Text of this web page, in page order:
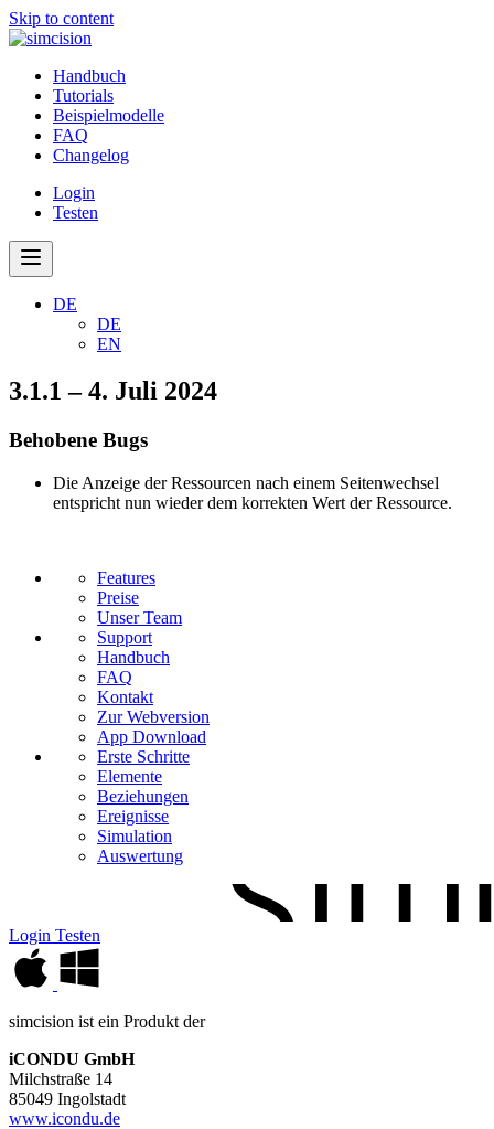
Skip to content
Handbuch
Tutorials
Beispielmodelle
FAQ
Changelog
Login
Testen
DE
DE
EN
3.1.1 – 4. Juli 2024
Behobene Bugs
Die Anzeige der Ressourcen nach einem Seitenwechsel
entspricht nun wieder dem korrekten Wert der Ressource.
Features
Preise
Unser Team
Support
Handbuch
FAQ
Kontakt
Zur Webversion
App Download
Erste Schritte
Elemente
Beziehungen
Ereignisse
Simulation
Auswertung
Login Testen
simcision ist ein Produkt der
iCONDU GmbH
Milchstraße 14
85049 Ingolstadt
www.icondu.de